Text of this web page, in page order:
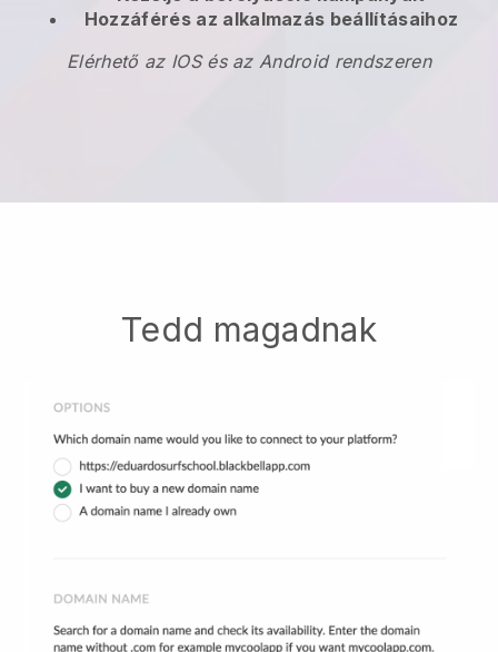
Hozzáférés az alkalmazás beállításaihoz
Elérhető az IOS és az Android rendszeren
Tedd magadnak